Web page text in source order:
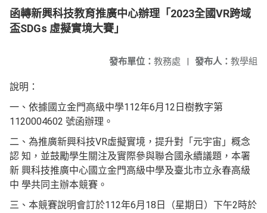
函轉新興科技教育推廣中心辦理「2023全國VR跨域
盃SDGs 虛擬實境大賽」
發布人： 教學組
發布單位： 教務處 |
說明：
一、依據國立金門高級中學112年6月12日樹教字第
1120004602 號函辦理。
二、為推廣新興科技VR虛擬實境，提升對「元宇宙」概念
認 知，並鼓勵學生關注及實際參與聯合國永續議題，本署
新 興科技推廣中心國立金門高級中學及臺北市立永春高級
中 學共同主辦本競賽。
三、本競賽說明會訂於112年6月18日（星期日）下午2時於